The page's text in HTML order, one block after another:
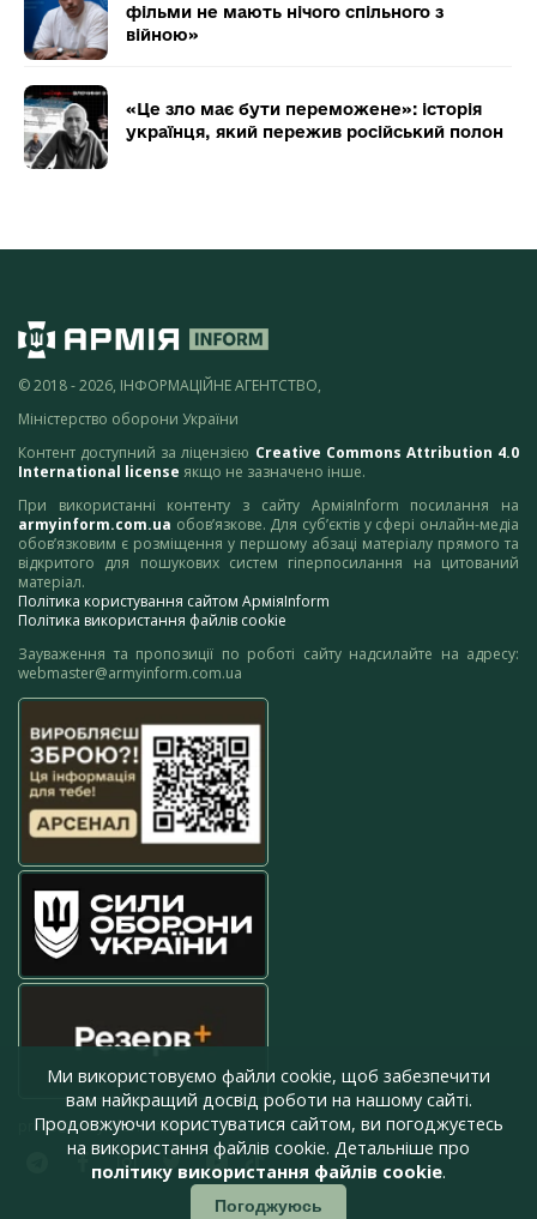
фільми не мають нічого спільного з
війною»
«Це зло має бути переможене»: історія
українця, який пережив російський полон
© 2018 - 2026, ІНФОРМАЦІЙНЕ АГЕНТСТВО,
Міністерство оборони України
Контент доступний за ліцензією Creative Commons Attribution 4.0
International license якщо не зазначено інше.
При використанні контенту з сайту АрміяInform посилання на
armyinform.com.ua обов’язкове. Для суб’єктів у сфері онлайн-медіа
обов’язковим є розміщення у першому абзаці матеріалу прямого та
відкритого для пошукових систем гіперпосилання на цитований
матеріал.
Політика користування сайтом АрміяInform
Політика використання файлів cookie
Зауваження та пропозиції по роботі сайту надсилайте на адресу:
webmaster@armyinform.com.ua
press@armyinform.com.ua
Ми використовуємо файли cookie, щоб забезпечити
вам найкращий досвід роботи на нашому сайті.
Продовжуючи користуватися сайтом, ви погоджуєтесь
на використання файлів cookie. Детальніше про
політику використання файлів cookie.
Погоджуюсь